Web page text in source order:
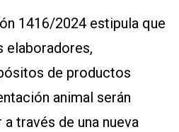
1416/2024 estipula que
elaboradores,
de productos
animal serán
través de una nueva